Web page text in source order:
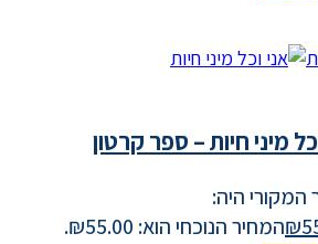
מיני חיות – ספר קרטון
המקורי היה:
₪המחיר הנוכחי הוא: ₪55.00.